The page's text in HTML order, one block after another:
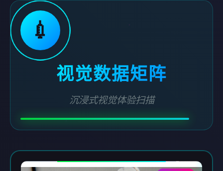
💉
视觉数据矩阵
沉浸式视觉体验扫描